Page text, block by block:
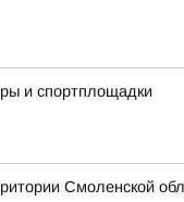
и спортплощадки
Смоленской